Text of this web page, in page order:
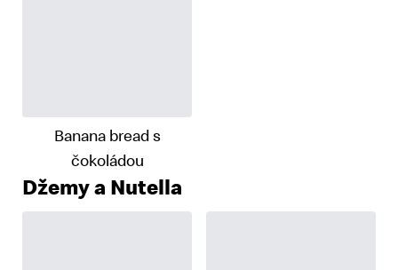
Banana bread s
čokoládou
Džemy a Nutella